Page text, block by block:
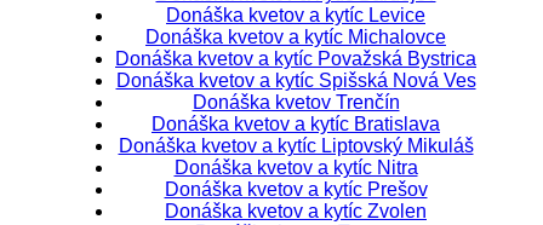
Donáška kvetov a kytíc Levice
Donáška kvetov a kytíc Michalovce
Donáška kvetov a kytíc Považská Bystrica
Donáška kvetov a kytíc Spišská Nová Ves
Donáška kvetov Trenčín
Donáška kvetov a kytíc Bratislava
Donáška kvetov a kytíc Liptovský Mikuláš
Donáška kvetov a kytíc Nitra
Donáška kvetov a kytíc Prešov
Donáška kvetov a kytíc Zvolen